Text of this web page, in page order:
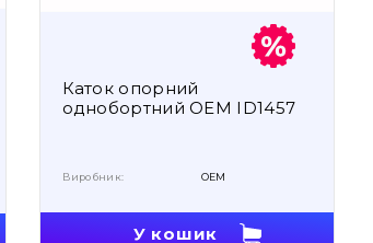
Каток опорний
однобортний OEM ID1457
Виробник: OEM
У кошик